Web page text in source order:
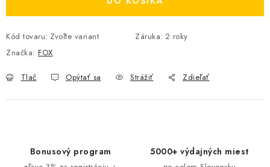
Kód tovaru: Zvoľte variant Záruka: 2 roky
Značka: FOX
Tlač Opýtať sa Strážiť Zdieľať
Bonusový program 5000+ výdajných miest